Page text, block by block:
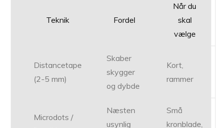
Teknik Fordel
Når du
skal
vælge
Distancetape
(2-5 mm)
Skaber
skygger
og dybde
Kort,
rammer
Microdots /
Næsten
usynlig
Små
kronblade,